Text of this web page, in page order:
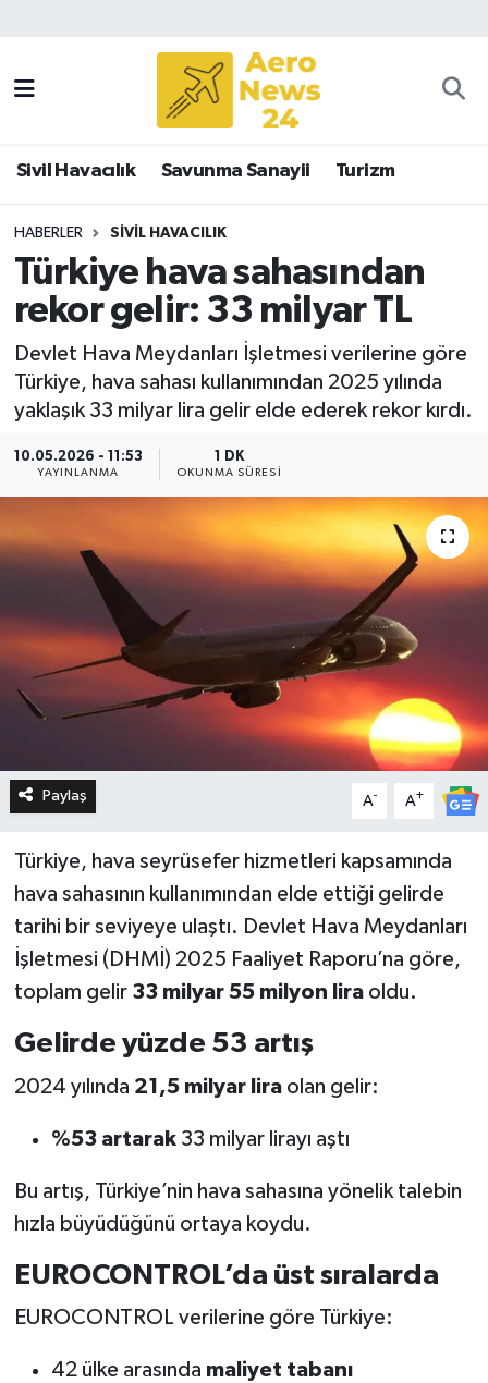
Sivil Havacılık Savunma Sanayii Turizm
HABERLER SIVIL HAVACILIK
Türkiye hava sahasından
rekor gelir: 33 milyar TL
Devlet Hava Meydanları İşletmesi verilerine göre
Türkiye, hava sahası kullanımından 2025 yılında
yaklaşık 33 milyar lira gelir elde ederek rekor kırdı.
10.05.2026 - 11:53
YAYINLANMA
1 DK
OKUNMA SÜRESI
Paylaş A- A+
Türkiye, hava seyrüsefer hizmetleri kapsamında
hava sahasının kullanımından elde ettiği gelirde
tarihi bir seviyeye ulaştı. Devlet Hava Meydanları
İşletmesi (DHMİ) 2025 Faaliyet Raporu’na göre,
toplam gelir 33 milyar 55 milyon liraoldu.
Gelirde yüzde 53 artış
2024 yılında 21,5 milyar liraolan gelir:
%53 artarak33 milyar lirayı aştı
Bu artış, Türkiye’nin hava sahasına yönelik talebin
hızla büyüdüğünü ortaya koydu.
EUROCONTROL’da üst sıralarda
EUROCONTROL verilerine göre Türkiye:
42 ülke arasında maliyet tabanı